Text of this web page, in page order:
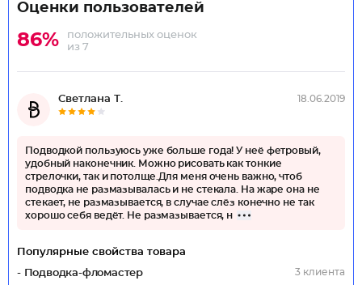
Оценки пользователей
86%
положительных оценок
из 7
Светлана Т. 18.06.2019
Подводкой пользуюсь уже больше года! У неё фетровый,
удобный наконечник. Можно рисовать как тонкие
стрелочки, так и потолще.Для меня очень важно, чтоб
подводка не размазывалась и не стекала. На жаре она не
стекает, не размазывается, в случае слёз конечно не так
хорошо себя ведёт. Не размазывается, н
Популярные свойства товара
- Подводка-фломастер
3 клиента